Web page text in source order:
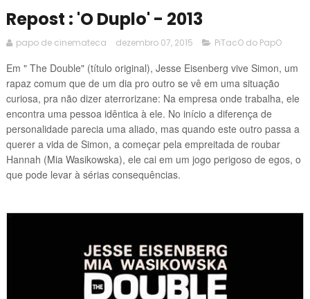
Repost : 'O Duplo' - 2013
papo de cinemateca dezembro 07, 2015 PiTacO do PapO
Em " The Double" (título original), Jesse Eisenberg vive Simon, um
rapaz comum que de um dia pro outro se vê em uma situação
curiosa, pra não dizer aterrorizane: Na empresa onde trabalha, ele
encontra uma pessoa idêntica à ele. No início a diferença de
personalidade parecia uma aliado, mas quando este outro passa a
querer a vida de Simon, a começar pela empreitada de roubar
Hannah (Mia Wasikowska), ele cai em um jogo perigoso de egos, o
que pode levar à sérias consequências.